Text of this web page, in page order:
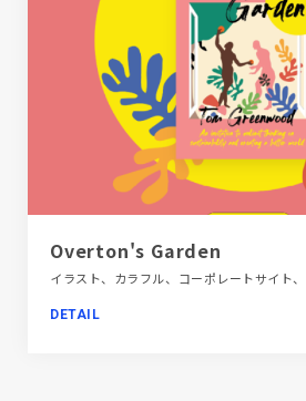
Overton's Garden
DETAIL